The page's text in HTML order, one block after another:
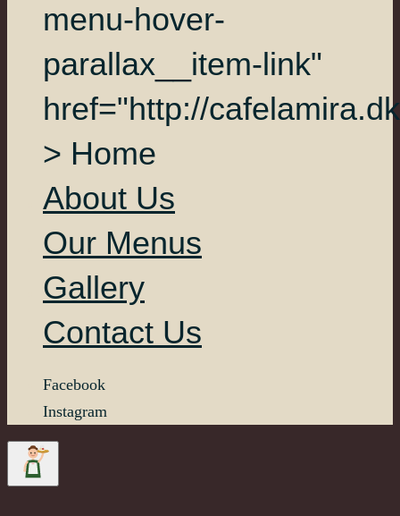
menu-hover-
parallax__item-link"
href="http://
> Home
About Us
Our Menus
Gallery
Contact Us
Facebook
Instagram